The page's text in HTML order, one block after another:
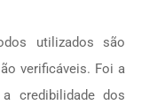
utilizados são
verificáveis. Foi a
credibilidade dos